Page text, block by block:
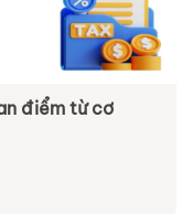
điểm từ cơ